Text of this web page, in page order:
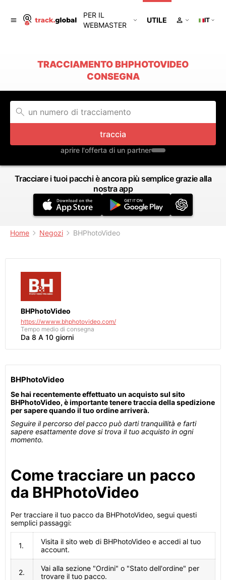
PER IL
WEBMASTER
UTILE IT
TRACCIAMENTO BHPHOTOVIDEO
CONSEGNA
traccia
aprire l'offerta di un partner
Tracciare i tuoi pacchi è ancora più semplice grazie alla
nostra app
Home Negozi BHPhotoVideo
BHPhotoVideo
https://wwww.bhphotovideo.com/
Tempo medio di consegna
Da 8 A 10 giorni
BHPhotoVideo
Se hai recentemente effettuato un acquisto sul sito
BHPhotoVideo, è importante tenere traccia della spedizione
per sapere quando il tuo ordine arriverà.
Seguire il percorso del pacco può darti tranquillità e farti
sapere esattamente dove si trova il tuo acquisto in ogni
momento.
Come tracciare un pacco
da BHPhotoVideo
Per tracciare il tuo pacco da BHPhotoVideo, segui questi
semplici passaggi:
1.
Visita il sito web di BHPhotoVideo e accedi al tuo
account.
2.
Vai alla sezione "Ordini" o "Stato dell'ordine" per
trovare il tuo pacco.